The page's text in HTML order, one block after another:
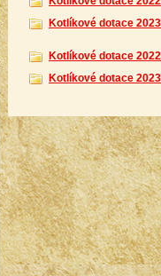
Kotlíkové dotace
Kotlíkové dotace 2022
Kotlíkové dotace